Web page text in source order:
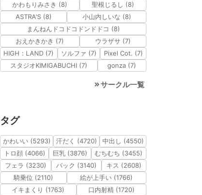
かわもりみさき (8)
聖根じるし (8)
ASTRA'S (8)
小山内しいな (8)
まんねんドコドコドンドドコ (8)
おえかきかき (7)
ウラザサ (7)
HIGH：LAND (7)
ソルファ (7)
Pixel Cot. (7)
スタジオKIMIGABUCHI (7)
gonza (7)
サークル一覧
タグ
かわいい (5293) 汗だく (4720)
中出し (4550)
トロ顔 (4066)
巨乳 (3876)
むちむち (3455)
フェラ (3230)
バック (3140)
キス (2608)
騎乗位 (2110)
絵が上手い (1766)
イキまくり (1763)
口内射精 (1720)